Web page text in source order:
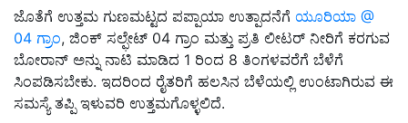
ಜೊತೆಗೆ ಉತ್ತಮ ಗುಣಮಟ್ಟದ ಪಪ್ಪಾಯಾ ಉತ್ಪಾದನೆಗೆ ಯೂರಿಯಾ @
04 ಗ್ರಾಂ, ಜಿಂಕ್ ಸಲ್ಫೇಟ್ 04 ಗ್ರಾಂ ಮತ್ತು ಪ್ರತಿ ಲೀಟರ್ ನೀರಿಗೆ ಕರಗುವ
ಬೋರಾನ್ ಅನ್ನು ನಾಟಿ ಮಾಡಿದ 1 ರಿಂದ 8 ತಿಂಗಳವರೆಗೆ ಬೆಳೆಗೆ
ಸಿಂಪಡಿಸಬೇಕು. ಇದರಿಂದ ರೈತರಿಗೆ ಹಲಸಿನ ಬೆಳೆಯಲ್ಲಿ ಉಂಟಾಗಿರುವ ಈ
ಸಮಸ್ಯೆ ತಪ್ಪಿ ಇಳುವರಿ ಉತ್ತಮಗೊಳ್ಳಲಿದೆ.